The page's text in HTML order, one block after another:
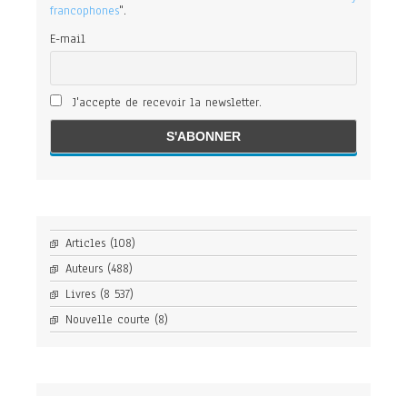
francophones".
E-mail
J'accepte de recevoir la newsletter.
Articles (108)
Auteurs (488)
Livres (8 537)
Nouvelle courte (8)